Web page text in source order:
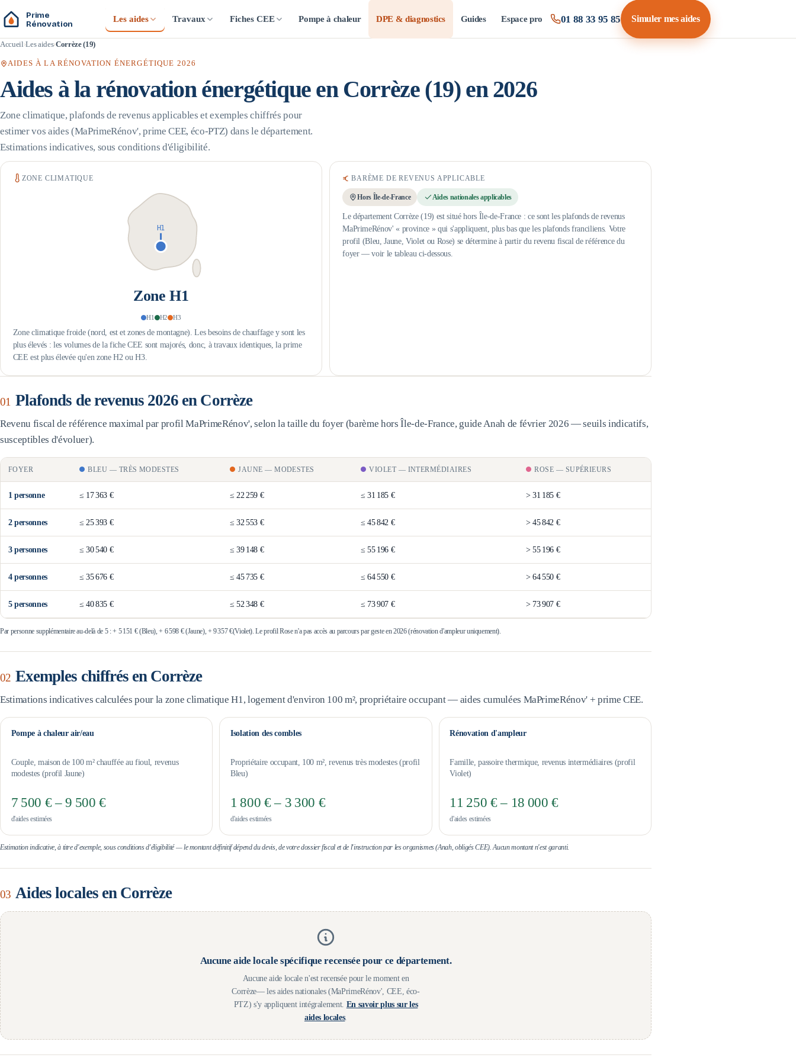
Prime
Rénovation
Les aides Travaux Fiches CEE Pompe à chaleur DPE & diagnostics Guides Espace pro 01 88 33 95 85 Simuler mes aides
Accueil Les aides Corrèze (19)
AIDES À LA RÉNOVATION ÉNERGÉTIQUE 2026
Aides à la rénovation énergétique en Corrèze(19) en 2026
Zone climatique, plafonds de revenus applicables et exemples chiffrés pour
estimer vos aides (MaPrimeRénov', prime CEE, éco-PTZ) dans le département.
Estimations indicatives, sous conditions d'éligibilité.
ZONE CLIMATIQUE
H1
ZoneH1
H1 H2 H3
Zone climatique froide (nord, est et zones de montagne). Les besoins de chauffage y sont les
plus élevés : les volumes de la fiche CEE sont majorés, donc, à travaux identiques, la prime
CEE est plus élevée qu'en zone H2 ou H3.
BARÈME DE REVENUS APPLICABLE
Hors Île-de-France Aides nationales applicables
Le département Corrèze (19) est situé hors Île-de-France : ce sont les plafonds de revenus
MaPrimeRénov' « province » qui s'appliquent, plus bas que les plafonds franciliens. Votre
profil (Bleu, Jaune, Violet ou Rose) se détermine à partir du revenu fiscal de référence du
foyer — voir le tableau ci-dessous.
01 Plafonds de revenus 2026 en Corrèze
Revenu fiscal de référence maximal par profil MaPrimeRénov', selon la taille du foyer (barème hors Île-de-France, guide Anah de février 2026 — seuils indicatifs,
susceptibles d'évoluer).
FOYER BLEU — TRÈS MODESTES JAUNE — MODESTES VIOLET — INTERMÉDIAIRES ROSE — SUPÉRIEURS
1personne ≤ 17 363 € ≤22 259 € ≤31 185 € >31 185 €
2personnes ≤25 393 € ≤32 553 € ≤45 842 € >45 842 €
3personnes ≤30 540 € ≤39 148 € ≤55 196 € >55 196 €
4personnes ≤35 676 € ≤45 735 € ≤64 550 € >64 550 €
5personnes ≤40 835 € ≤52 348 € ≤ 73 907 € > 73 907 €
Par personne supplémentaire au-delà de 5 : + 5 151 €(Bleu), + 6 598 €(Jaune), + 9 357 €(Violet). Le profil Rose n'a pas accès au parcours par geste en 2026 (rénovation d'ampleur uniquement).
02 Exemples chiffrés en Corrèze
Estimations indicatives calculées pour la zone climatique H1, logement d'environ 100 m², propriétaire occupant — aides cumulées MaPrimeRénov' + prime CEE.
Pompe à chaleur air/eau
Couple, maison de 100 m² chauffée au fioul, revenus
modestes (profil Jaune)
7 500 € – 9 500 €
d'aides estimées
Isolation des combles
Propriétaire occupant, 100 m², revenus très modestes (profil
Bleu)
1 800 € – 3 300 €
d'aides estimées
Rénovation d'ampleur
Famille, passoire thermique, revenus intermédiaires (profil
Violet)
11 250 € – 18 000 €
d'aides estimées
Estimation indicative, à titre d'exemple, sous conditions d'éligibilité — le montant définitif dépend du devis, de votre dossier fiscal et de l'instruction par les organismes (Anah, obligés CEE). Aucun montant n'est garanti.
03 Aides locales en Corrèze
Aucune aide locale spécifique recensée pour ce département.
Aucune aide locale n'est recensée pour le moment en
Corrèze— les aides nationales (MaPrimeRénov', CEE, éco-
PTZ) s'y appliquent intégralement. En savoir plus sur les
aides locales.